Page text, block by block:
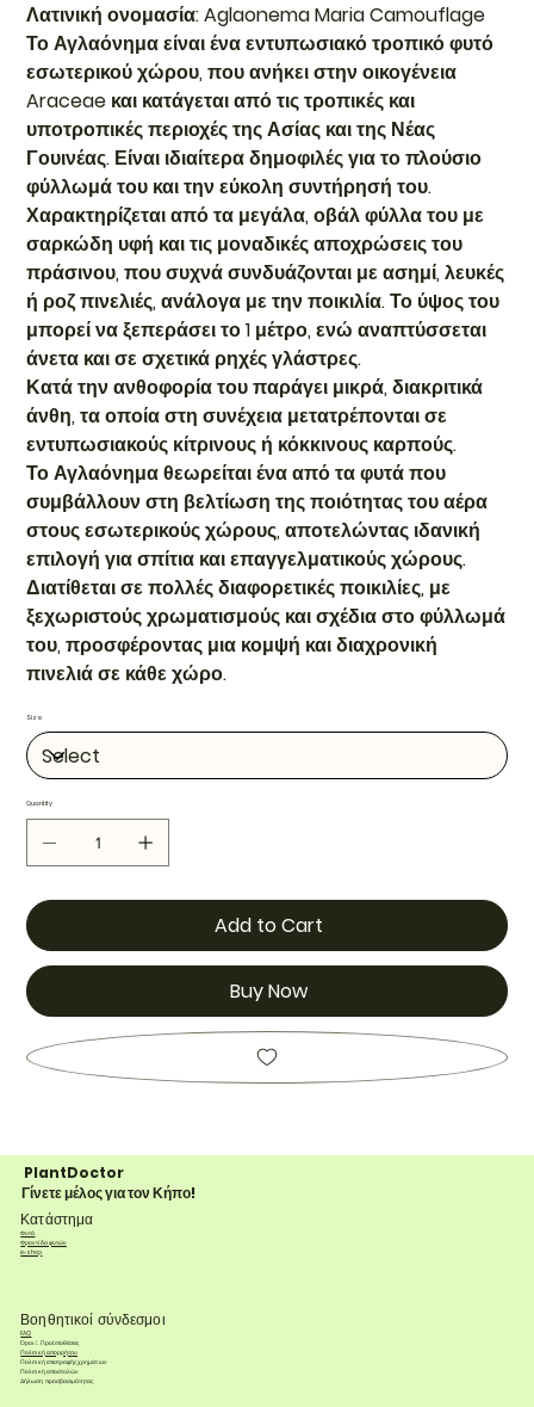
Λατινική ονομασία: Aglaonema Maria Camouflage
Το Αγλαόνημα είναι ένα εντυπωσιακό τροπικό φυτό
εσωτερικού χώρου, που ανήκει στην οικογένεια
Araceae και κατάγεται από τις τροπικές και
υποτροπικές περιοχές της Ασίας και της Νέας
Γουινέας. Είναι ιδιαίτερα δημοφιλές για το πλούσιο
φύλλωμά του και την εύκολη συντήρησή του.
Χαρακτηρίζεται από τα μεγάλα, οβάλ φύλλα του με
σαρκώδη υφή και τις μοναδικές αποχρώσεις του
πράσινου, που συχνά συνδυάζονται με ασημί, λευκές
ή ροζ πινελιές, ανάλογα με την ποικιλία. Το ύψος του
μπορεί να ξεπεράσει το 1 μέτρο, ενώ αναπτύσσεται
άνετα και σε σχετικά ρηχές γλάστρες.
Κατά την ανθοφορία του παράγει μικρά, διακριτικά
άνθη, τα οποία στη συνέχεια μετατρέπονται σε
εντυπωσιακούς κίτρινους ή κόκκινους καρπούς.
Το Αγλαόνημα θεωρείται ένα από τα φυτά που
συμβάλλουν στη βελτίωση της ποιότητας του αέρα
στους εσωτερικούς χώρους, αποτελώντας ιδανική
επιλογή για σπίτια και επαγγελματικούς χώρους.
Διατίθεται σε πολλές διαφορετικές ποικιλίες, με
ξεχωριστούς χρωματισμούς και σχέδια στο φύλλωμά
του, προσφέροντας μια κομψή και διαχρονική
πινελιά σε κάθε χώρο.
Size
Quantity
Add to Cart
Buy Now
PlantDoctor
Γίνετε μέλος για τον Κήπο!
Κατάστημα
Φυτά
Φροντίδα φυτών
e-shop
Βοηθητικοί σύνδεσμοι
FAQ
Όροι & Προϋποθέσεις
Πολιτική απορρήτου
Πολιτική επιστροφής χρημάτων
Πολιτική αποστολών
Δήλωση προσβασιμότητας